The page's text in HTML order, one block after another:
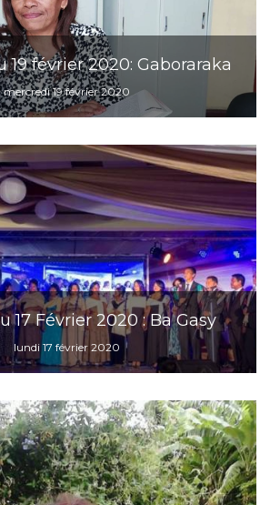
19 février 2020: Gaboraraka
mercredi 19 février 2020
17 Février 2020 : Ba Gasy
lundi 17 février 2020